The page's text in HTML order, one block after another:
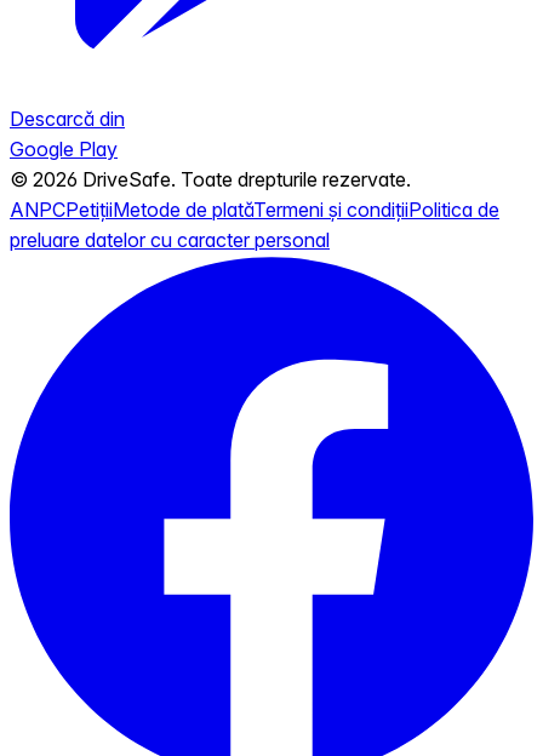
Descarcă din
Google Play
© 2026 DriveSafe. Toate drepturile rezervate.
ANPCPetițiiMetode de platăTermeni și condițiiPolitica de
preluare datelor cu caracter personal